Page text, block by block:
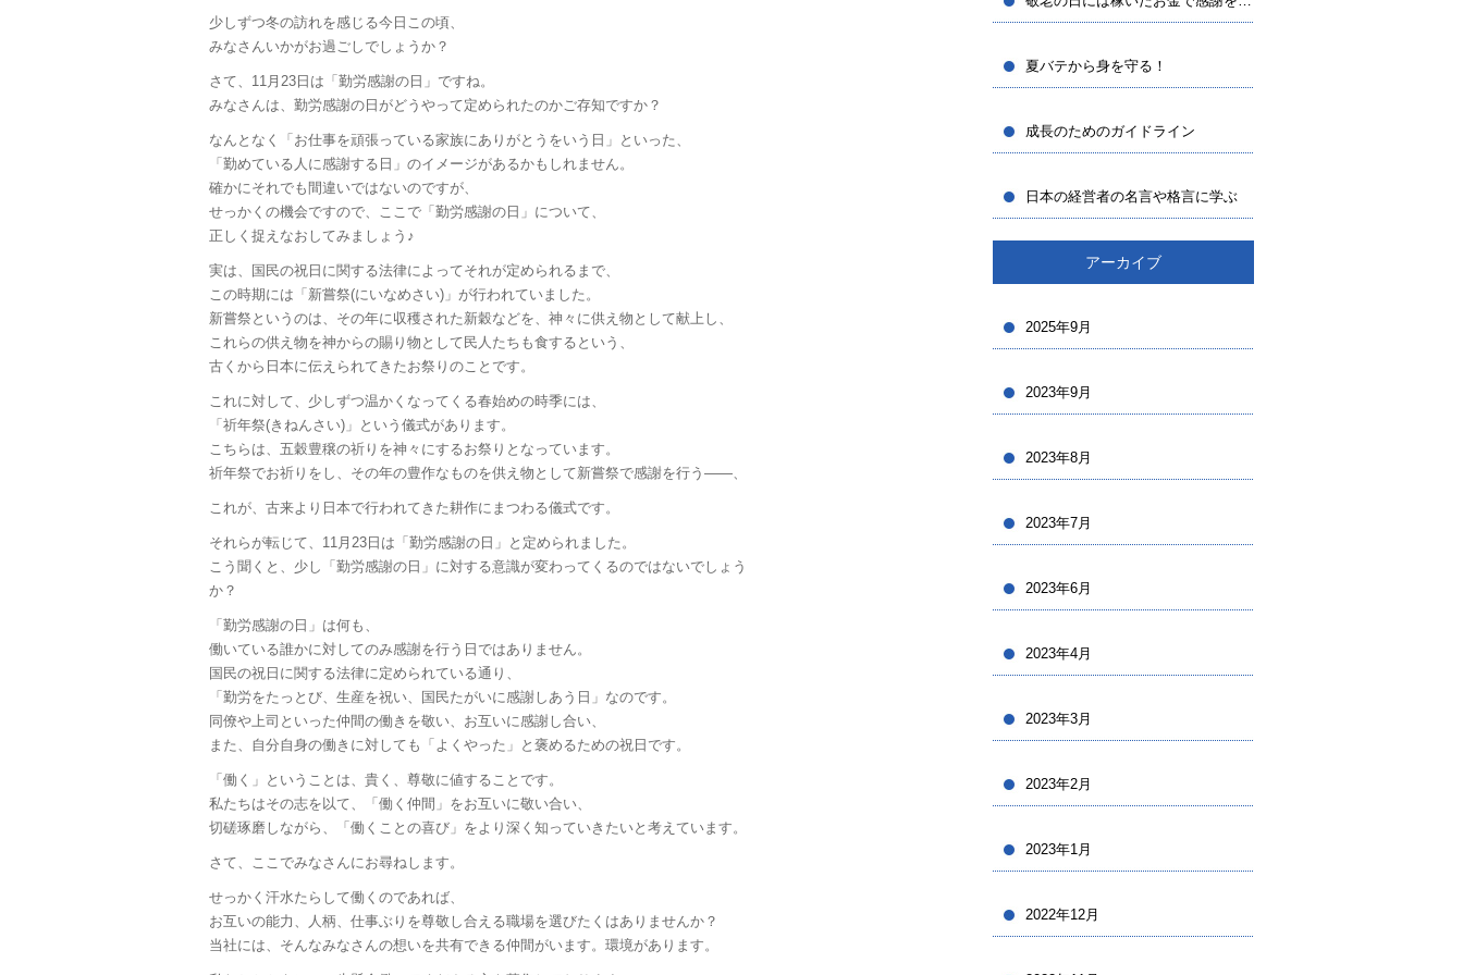
少しずつ冬の訪れを感じる今日この頃、
みなさんいかがお過ごしでしょうか？
さて、11月23日は「勤労感謝の日」ですね。
みなさんは、勤労感謝の日がどうやって定められたのかご存知ですか？
なんとなく「お仕事を頑張っている家族にありがとうをいう日」といった、
「勤めている人に感謝する日」のイメージがあるかもしれません。
確かにそれでも間違いではないのですが、
せっかくの機会ですので、ここで「勤労感謝の日」について、
正しく捉えなおしてみましょう♪
実は、国民の祝日に関する法律によってそれが定められるまで、
この時期には「新嘗祭(にいなめさい)」が行われていました。
新嘗祭というのは、その年に収穫された新穀などを、神々に供え物として献上し、
これらの供え物を神からの賜り物として民人たちも食するという、
古くから日本に伝えられてきたお祭りのことです。
これに対して、少しずつ温かくなってくる春始めの時季には、
「祈年祭(きねんさい)」という儀式があります。
こちらは、五穀豊穣の祈りを神々にするお祭りとなっています。
祈年祭でお祈りをし、その年の豊作なものを供え物として新嘗祭で感謝を行う――、
これが、古来より日本で行われてきた耕作にまつわる儀式です。
それらが転じて、11月23日は「勤労感謝の日」と定められました。
こう聞くと、少し「勤労感謝の日」に対する意識が変わってくるのではないでしょう
か？
「勤労感謝の日」は何も、
働いている誰かに対してのみ感謝を行う日ではありません。
国民の祝日に関する法律に定められている通り、
「勤労をたっとび、生産を祝い、国民たがいに感謝しあう日」なのです。
同僚や上司といった仲間の働きを敬い、お互いに感謝し合い、
また、自分自身の働きに対しても「よくやった」と褒めるための祝日です。
「働く」ということは、貴く、尊敬に値することです。
私たちはその志を以て、「働く仲間」をお互いに敬い合い、
切磋琢磨しながら、「働くことの喜び」をより深く知っていきたいと考えています。
さて、ここでみなさんにお尋ねします。
せっかく汗水たらして働くのであれば、
お互いの能力、人柄、仕事ぶりを尊敬し合える職場を選びたくはありませんか？
当社には、そんなみなさんの想いを共有できる仲間がいます。環境があります。
夏バテから身を守る！
成長のためのガイドライン
日本の経営者の名言や格言に学ぶ
アーカイブ
2025年9月
2023年9月
2023年8月
2023年7月
2023年6月
2023年4月
2023年3月
2023年2月
2023年1月
2022年12月